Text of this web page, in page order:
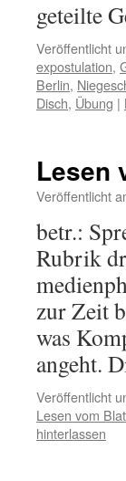
geteilte
Veröffentlicht
expostulation,
Berlin,
Disch, Übung |
Lesen
Veröffentlicht
betr.:
Rubrik
zur Zeit
was
angeht.
Veröffentlicht
Lesen vom
hinterlassen